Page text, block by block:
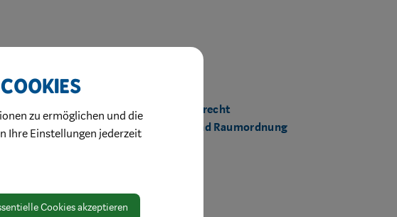
Fachbereich Baurecht
Stadtplanung und Raumordnung
zu ermöglichen und die
Ihre Einstellungen jederzeit
Cookies akzeptieren